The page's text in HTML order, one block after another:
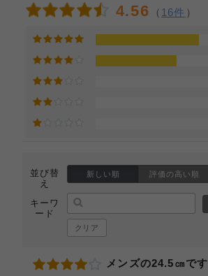
4.56 （ 16件 ）
並び替
え
新しい順 評価の高い順
キーワ
ード
クリア
メンズの24.5㎝です